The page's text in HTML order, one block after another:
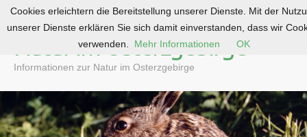
o
c
o
Natur im Osterzgebirge
Informationen zur Natur im Osterzgebirge
Cookies erleichtern die Bereitstellung unserer Dienste. Mit der
unserer Dienste erklären Sie sich damit einverstanden, dass wir
verwenden.
Mehr Informationen OK